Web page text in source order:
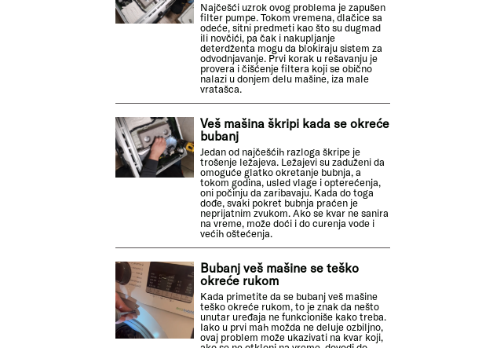
Najčešći uzrok ovog problema je zapušen
filter pumpe. Tokom vremena, dlačice sa
odeće, sitni predmeti kao što su dugmad
ili novčići, pa čak i nakupljanje
deterdženta mogu da blokiraju sistem za
odvodnjavanje. Prvi korak u rešavanju je
provera i čišćenje filtera koji se obično
nalazi u donjem delu mašine, iza male
vratašca.
Veš mašina škripi kada se okreće
bubanj
Jedan od najčešćih razloga škripe je
trošenje ležajeva. Ležajevi su zaduženi da
omoguće glatko okretanje bubnja, a
tokom godina, usled vlage i opterećenja,
oni počinju da zaribavaju. Kada do toga
dođe, svaki pokret bubnja praćen je
neprijatnim zvukom. Ako se kvar ne sanira
na vreme, može doći i do curenja vode i
većih oštećenja.
Bubanj veš mašine se teško
okreće rukom
Kada primetite da se bubanj veš mašine
teško okreće rukom, to je znak da nešto
unutar uređaja ne funkcioniše kako treba.
Iako u prvi mah možda ne deluje ozbiljno,
ovaj problem može ukazivati na kvar koji,